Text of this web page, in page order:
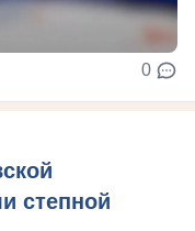
0
степной